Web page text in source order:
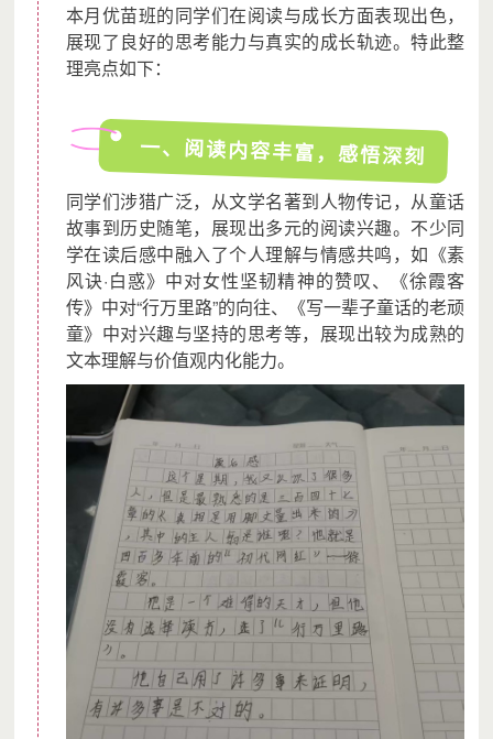
项目预算
本月优苗班的同学们在阅读与成长方面表现出色，
展现了良好的思考能力与真实的成长轨迹。特此整
理亮点如下：
一、阅读内容丰富，感悟深刻
同学们涉猎广泛，从文学名著到人物传记，从童话
故事到历史随笔，展现出多元的阅读兴趣。不少同
学在读后感中融入了个人理解与情感共鸣，如《素
风诀·白惑》中对女性坚韧精神的赞叹、《徐霞客
传》中对“行万里路”的向往、《写一辈子童话的老顽
童》中对兴趣与坚持的思考等，展现出较为成熟的
文本理解与价值观内化能力。